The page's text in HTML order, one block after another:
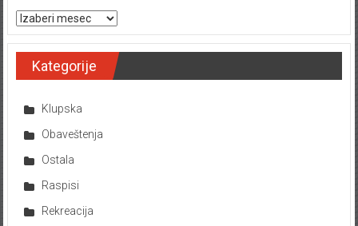
Arhiva tekstova
Kategorije
Klupska
Obaveštenja
Ostala
Raspisi
Rekreacija